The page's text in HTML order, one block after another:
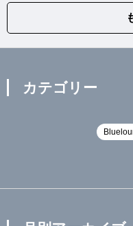
カテゴリー